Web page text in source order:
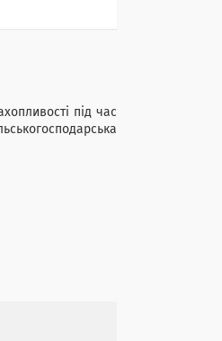
під час